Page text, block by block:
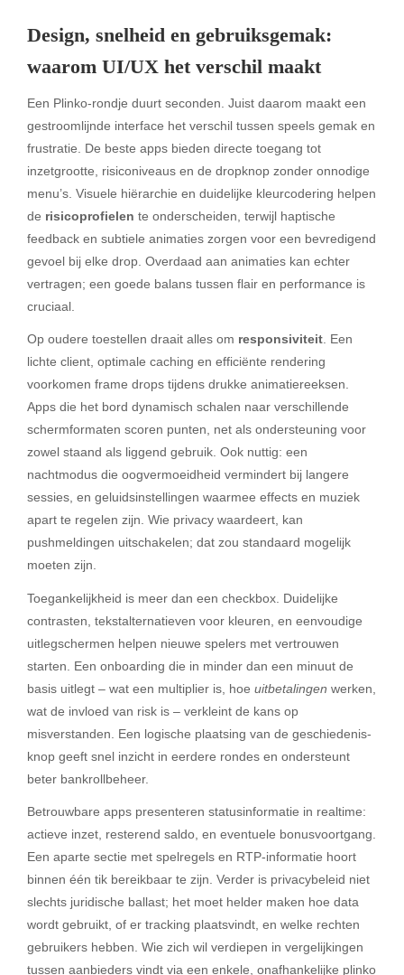
Design, snelheid en gebruiksgemak:
waarom UI/UX het verschil maakt
Een Plinko-rondje duurt seconden. Juist daarom maakt een
gestroomlijnde interface het verschil tussen speels gemak en
frustratie. De beste apps bieden directe toegang tot
inzetgrootte, risiconiveaus en de dropknop zonder onnodige
menu’s. Visuele hiërarchie en duidelijke kleurcodering helpen
de risicoprofielen te onderscheiden, terwijl haptische
feedback en subtiele animaties zorgen voor een bevredigend
gevoel bij elke drop. Overdaad aan animaties kan echter
vertragen; een goede balans tussen flair en performance is
cruciaal.
Op oudere toestellen draait alles om responsiviteit. Een
lichte client, optimale caching en efficiënte rendering
voorkomen frame drops tijdens drukke animatiereeksen.
Apps die het bord dynamisch schalen naar verschillende
schermformaten scoren punten, net als ondersteuning voor
zowel staand als liggend gebruik. Ook nuttig: een
nachtmodus die oogvermoeidheid vermindert bij langere
sessies, en geluidsinstellingen waarmee effects en muziek
apart te regelen zijn. Wie privacy waardeert, kan
pushmeldingen uitschakelen; dat zou standaard mogelijk
moeten zijn.
Toegankelijkheid is meer dan een checkbox. Duidelijke
contrasten, tekstalternatieven voor kleuren, en eenvoudige
uitlegschermen helpen nieuwe spelers met vertrouwen
starten. Een onboarding die in minder dan een minuut de
basis uitlegt – wat een multiplier is, hoe uitbetalingen werken,
wat de invloed van risk is – verkleint de kans op
misverstanden. Een logische plaatsing van de geschiedenis-
knop geeft snel inzicht in eerdere rondes en ondersteunt
beter bankrollbeheer.
Betrouwbare apps presenteren statusinformatie in realtime:
actieve inzet, resterend saldo, en eventuele bonusvoortgang.
Een aparte sectie met spelregels en RTP-informatie hoort
binnen één tik bereikbaar te zijn. Verder is privacybeleid niet
slechts juridische ballast; het moet helder maken hoe data
wordt gebruikt, of er tracking plaatsvindt, en welke rechten
gebruikers hebben. Wie zich wil verdiepen in vergelijkingen
tussen aanbieders vindt via een enkele, onafhankelijke plinko